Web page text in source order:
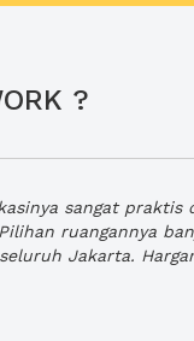
?
sangat praktis
ruangannya
Jakarta.